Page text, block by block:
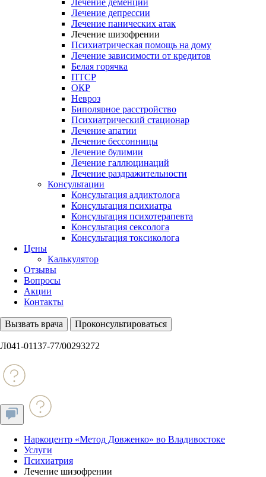
Лечение деменции
Лечение депрессии
Лечение панических атак
Лечение шизофрении
Психиатрическая помощь на дому
Лечение зависимости от кредитов
Белая горячка
ПТСР
ОКР
Невроз
Биполярное расстройство
Психиатрический стационар
Лечение апатии
Лечение бессонницы
Лечение булимии
Лечение галлюцинаций
Лечение раздражительности
Консультации
Консультация аддиктолога
Консультация психиатра
Консультация психотерапевта
Консультация сексолога
Консультация токсиколога
Цены
Калькулятор
Отзывы
Вопросы
Акции
Контакты
Вызвать врача Проконсультироваться
Л041-01137-77/00293272
Наркоцентр «Метод Довженко» во Владивостоке
Услуги
Психиатрия
Лечение шизофрении